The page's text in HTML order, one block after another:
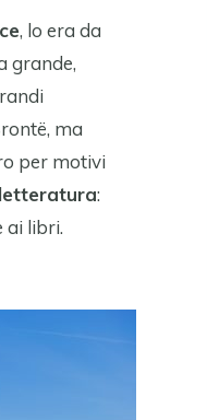
, lo era da
grande,
ma
per motivi
:
ai libri.